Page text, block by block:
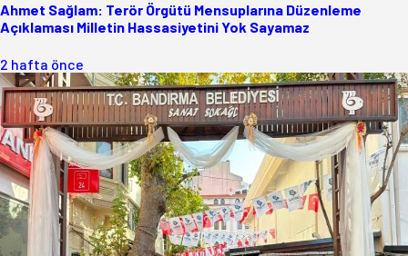
Ahmet Sağlam: Terör Örgütü Mensuplarına Düzenleme
Açıklaması Milletin Hassasiyetini Yok Sayamaz
2 hafta önce